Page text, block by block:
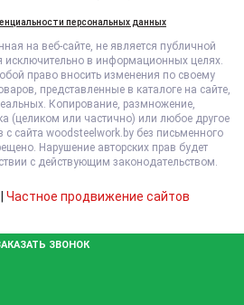
персональных данных
на веб-сайте, не является публичной
исключительно в информационных целях.
право вносить изменения по своему
представленные в каталоге на сайте,
Копирование, размножение,
(целиком или частично) или любое другое
с сайта woodsteelwork.by без письменного
Нарушение авторских прав будет
с действующим законодательством.
Частное продвижение сайтов
ЗВОНОК